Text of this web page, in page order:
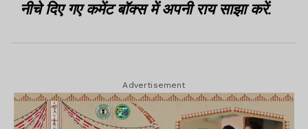
नीचे दिए गए कमेंट बॉक्स में अपनी राय साझा करें.
Advertisement